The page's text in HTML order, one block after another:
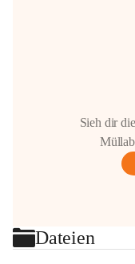
Sieh dir
Dateien